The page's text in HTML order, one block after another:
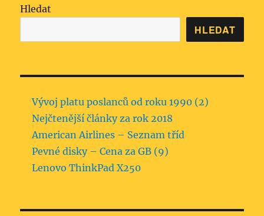
Hledat
HLEDAT
Vývoj platu poslanců od roku 1990 (2)
Nejčtenější články za rok 2018
American Airlines – Seznam tříd
Pevné disky – Cena za GB (9)
Lenovo ThinkPad X250